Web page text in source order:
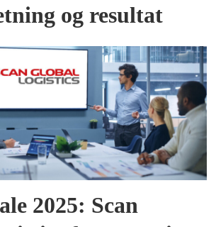
og resultat
2025: Scan